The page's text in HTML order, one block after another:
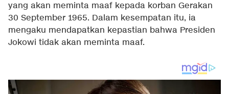
yang akan meminta maaf kepada korban Gerakan
30 September 1965. Dalam kesempatan itu, ia
mengaku mendapatkan kepastian bahwa Presiden
Jokowi tidak akan meminta maaf.